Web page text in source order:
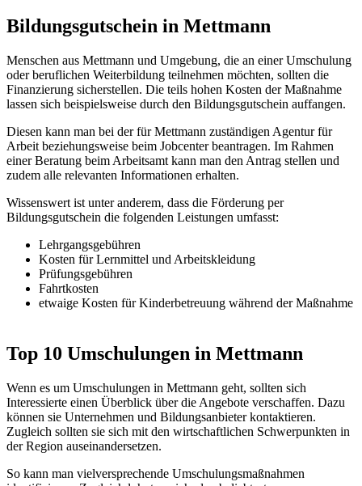
Bildungsgutschein in Mettmann
Menschen aus Mettmann und Umgebung, die an einer Umschulung
oder beruflichen Weiterbildung teilnehmen möchten, sollten die
Finanzierung sicherstellen. Die teils hohen Kosten der Maßnahme
lassen sich beispielsweise durch den Bildungsgutschein auffangen.
Diesen kann man bei der für Mettmann zuständigen Agentur für
Arbeit beziehungsweise beim Jobcenter beantragen. Im Rahmen
einer Beratung beim Arbeitsamt kann man den Antrag stellen und
zudem alle relevanten Informationen erhalten.
Wissenswert ist unter anderem, dass die Förderung per
Bildungsgutschein die folgenden Leistungen umfasst:
Lehrgangsgebühren
Kosten für Lernmittel und Arbeitskleidung
Prüfungsgebühren
Fahrtkosten
etwaige Kosten für Kinderbetreuung während der Maßnahme
Top 10 Umschulungen in Mettmann
Wenn es um Umschulungen in Mettmann geht, sollten sich
Interessierte einen Überblick über die Angebote verschaffen. Dazu
können sie Unternehmen und Bildungsanbieter kontaktieren.
Zugleich sollten sie sich mit den wirtschaftlichen Schwerpunkten in
der Region auseinandersetzen.
So kann man vielversprechende Umschulungsmaßnahmen